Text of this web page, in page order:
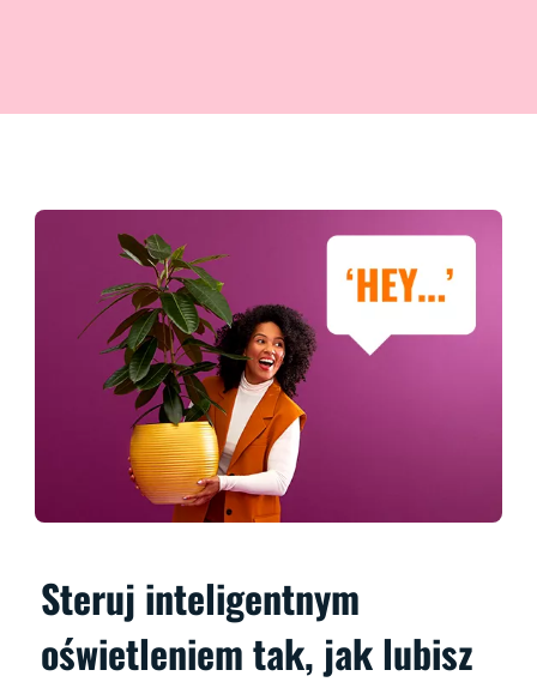
Steruj inteligentnym
oświetleniem tak, jak lubisz